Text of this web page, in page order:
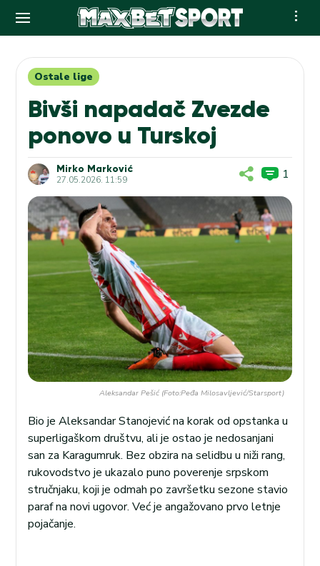
contentOstale lige
Bivši napadač Zvezde
ponovo u Turskoj
Mirko Marković
27.05.2026. 11:59 1
Aleksandar Pešić (Foto:Peđa Milosavljević/Starsport)
Bio je Aleksandar Stanojević na korak od opstanka u
superligaškom društvu, ali je ostao je nedosanjani
san za Karagumruk. Bez obzira na selidbu u niži rang,
rukovodstvo je ukazalo puno poverenje srpskom
stručnjaku, koji je odmah po završetku sezone stavio
paraf na novi ugovor. Već je angažovano prvo letnje
pojačanje.